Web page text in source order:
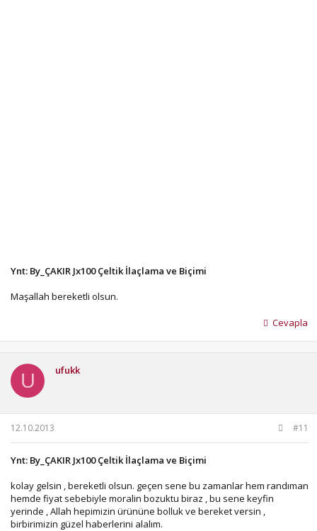
Ynt: By_ÇAKIR Jx100 Çeltik İlaçlama ve Biçimi
Maşallah bereketli olsun.
Cevapla
U ufukk
12.10.2013 #11
Ynt: By_ÇAKIR Jx100 Çeltik İlaçlama ve Biçimi
kolay gelsin , bereketli olsun. geçen sene bu zamanlar hem randıman
hemde fiyat sebebiyle moralin bozuktu biraz , bu sene keyfin
yerinde , Allah hepimizin ürününe bolluk ve bereket versin ,
birbirimizin güzel haberlerini alalım.